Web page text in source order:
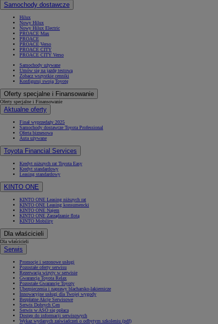
Samochody dostawcze
Hilux
Nowy Hilux
Nowy Hilux Electric
PROACE Max
PROACE
PROACE Verso
PROACE CITY
PROACE CITY Verso
Samochody używane
Umów się na jazdę testową
Zobacz wszystkie cenniki
Konfiguruj swoją Toyotę
Oferty specjalne i Finansowanie
Oferty specjalne i Finansowanie
Aktualne oferty
Finał wyprzedaży 2025
Samochody dostawcze Toyota Professional
Oferta biznesowa
Auta używane
Toyota Financial Services
Kredyt niższych rat Toyota Easy
Kredyt standardowy
Leasing standardowy
KINTO ONE
KINTO ONE Leasing niższych rat
KINTO ONE Leasing konsumencki
KINTO ONE Najem
KINTO ONE Zarządzanie flotą
KINTO Mobility
Dla właścicieli
Dla właścicieli
Serwis
Promocje i sezonowe usługi
Pozostałe oferty serwisu
Rezerwacja wizyty w serwisie
Gwarancja Toyota Relax
Pozostałe Gwarancje Toyoty
Ubezpieczenia i naprawy blacharsko-lakiernicze
Innowacyjne usługi dla Twojej wygody
Bezpłatne Akcje Serwisowe
Serwis Dobrych Cen
Serwis w ASO się opłaca
Dostęp do informacji serwisowych
Wykaz wydanych zaświadczeń o odbytym szkoleniu (pdf)